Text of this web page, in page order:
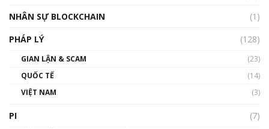
01:32:59
gió ấm
NHÂN SỰ BLOCKCHAIN
(1)
PHÁP LÝ
(128)
GIAN LẬN & SCAM
(23)
QUỐC TẾ
(14)
VIỆT NAM
(3)
PI (7)